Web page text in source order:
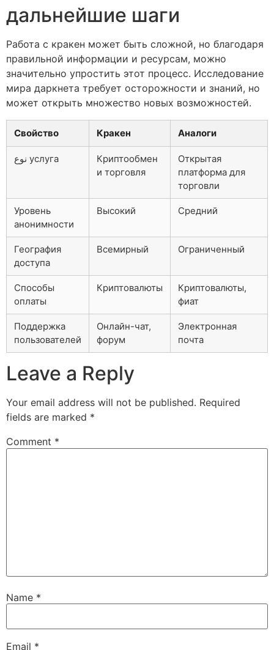
дальнейшие шаги
Работа с кракен может быть сложной, но благодаря
правильной информации и ресурсам, можно
значительно упростить этот процесс. Исследование
мира даркнета требует осторожности и знаний, но
может открыть множество новых возможностей.
Свойство Кракен Аналоги
نوع услуга
Криптообмен
и торговля
Открытая
платформа для
торговли
Уровень
анонимности
Высокий Средний
География
доступа
Всемирный Ограниченный
Способы
оплаты
Криптовалюты
Криптовалюты,
фиат
Поддержка
пользователей
Онлайн-чат,
форум
Электронная
почта
Leave a Reply
Your email address will not be published. Required
fields are marked *
Comment *
Name *
Email *